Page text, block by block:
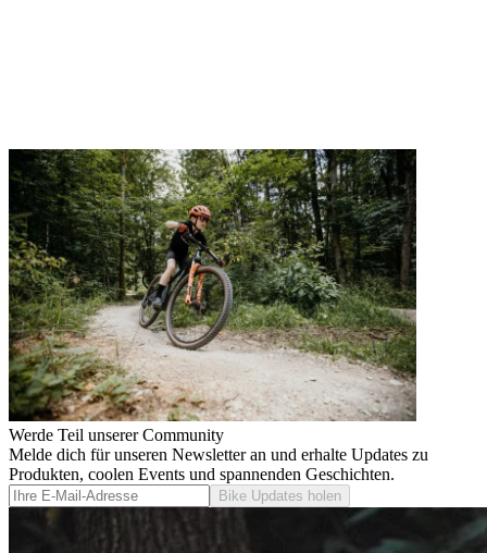
Werde Teil unserer Community
Melde dich für unseren Newsletter an und erhalte Updates zu
Produkten, coolen Events und spannenden Geschichten.
Bike Updates holen